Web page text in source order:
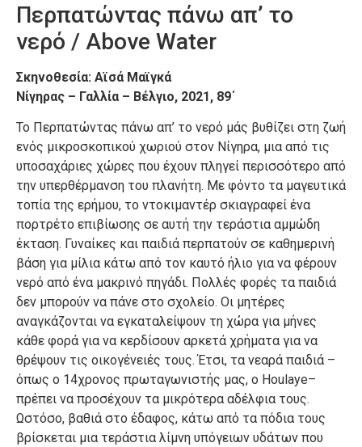
Περπατώντας πάνω απ’ το
νερό / Above Water
Σκηνοθεσία: Αϊσά Μαϊγκά
Νίγηρας – Γαλλία – Βέλγιο, 2021, 89΄
Το Περπατώντας πάνω απ’ το νερό μάς βυθίζει στη ζωή
ενός μικροσκοπικού χωριού στον Νίγηρα, μια από τις
υποσαχάριες χώρες που έχουν πληγεί περισσότερο από
την υπερθέρμανση του πλανήτη. Με φόντο τα μαγευτικά
τοπία της ερήμου, το ντοκιμαντέρ σκιαγραφεί ένα
πορτρέτο επιβίωσης σε αυτή την τεράστια αμμώδη
έκταση. Γυναίκες και παιδιά περπατούν σε καθημερινή
βάση για μίλια κάτω από τον καυτό ήλιο για να φέρουν
νερό από ένα μακρινό πηγάδι. Πολλές φορές τα παιδιά
δεν μπορούν να πάνε στο σχολείο. Οι μητέρες
αναγκάζονται να εγκαταλείψουν τη χώρα για μήνες
κάθε φορά για να κερδίσουν αρκετά χρήματα για να
θρέψουν τις οικογένειές τους. Έτσι, τα νεαρά παιδιά –
όπως ο 14χρονος πρωταγωνιστής μας, ο Houlaye–
πρέπει να προσέχουν τα μικρότερα αδέλφια τους.
Ωστόσο, βαθιά στο έδαφος, κάτω από τα πόδια τους
βρίσκεται μια τεράστια λίμνη υπόγειων υδάτων που